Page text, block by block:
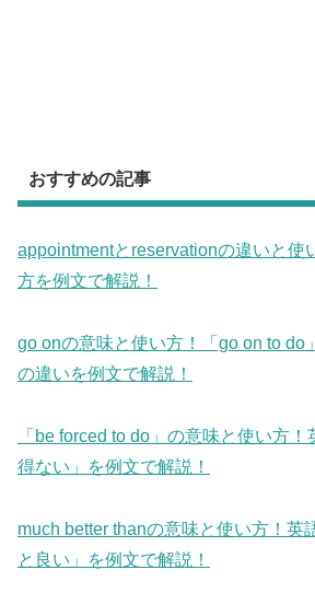
おすすめの記事
appointmentとreservationの違いと使
方を例文で解説！
go onの意味と使い方！「go on to do
の違いを例文で解説！
「be forced to do」の意味と使い方
得ない」を例文で解説！
much better thanの意味と使い方！英
と良い」を例文で解説！